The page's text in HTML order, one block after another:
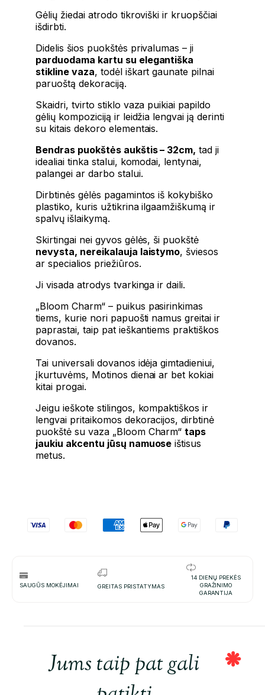
Gėlių žiedai atrodo tikroviški ir kruopščiai
išdirbti.
Didelis šios puokštės privalumas – ji
parduodama kartu su elegantiška
stikline vaza, todėl iškart gaunate pilnai
paruoštą dekoraciją.
Skaidri, tvirto stiklo vaza puikiai papildo
gėlių kompoziciją ir leidžia lengvai ją derinti
su kitais dekoro elementais.
Bendras puokštės aukštis – 32cm, tad ji
idealiai tinka stalui, komodai, lentynai,
palangei ar darbo stalui.
Dirbtinės gėlės pagamintos iš kokybiško
plastiko, kuris užtikrina ilgaamžiškumą ir
spalvų išlaikymą.
Skirtingai nei gyvos gėlės, ši puokštė
nevysta, nereikalauja laistymo, šviesos
ar specialios priežiūros.
Ji visada atrodys tvarkinga ir daili.
„Bloom Charm“ – puikus pasirinkimas
tiems, kurie nori papuošti namus greitai ir
paprastai, taip pat ieškantiems praktiškos
dovanos.
Tai universali dovanos idėja gimtadieniui,
įkurtuvėms, Motinos dienai ar bet kokiai
kitai progai.
Jeigu ieškote stilingos, kompaktiškos ir
lengvai pritaikomos dekoracijos, dirbtinė
puokštė su vaza „Bloom Charm“taps
jaukiu akcentu jūsų namuose ištisus
metus.
SAUGŪS MOKĖJIMAI GREITAS PRISTATYMAS
14 DIENŲ PREKĖS
GRAŽINIMO
GARANTIJA
Jums taip pat gali